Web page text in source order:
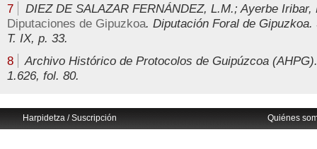
7
DIEZ DE SALAZAR FERNÁNDEZ, L.M.; Ayerbe
Diputaciones de Gipuzkoa. Diputación Foral de
T. IX, p. 33.
8
Archivo Histórico de Protocolos de Guipúzcoa
1.626, fol. 80.
Harpidetza / Suscripción Quiénes